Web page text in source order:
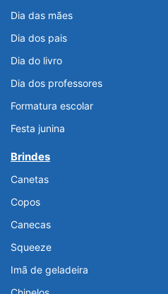
Dia das mães
Dia dos pais
Dia do livro
Dia dos professores
Formatura escolar
Festa junina
Brindes
Canetas
Copos
Canecas
Squeeze
Imã de geladeira